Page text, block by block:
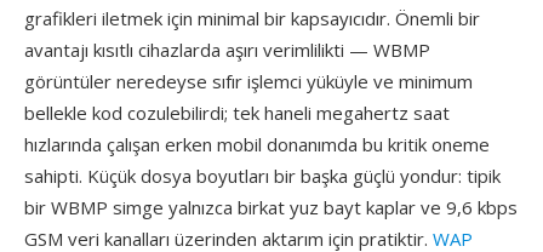
grafikleri iletmek için minimal bir kapsayıcıdır. Önemli bir
avantajı kısıtlı cihazlarda aşırı verimlilikti — WBMP
görüntüler neredeyse sıfır işlemci yüküyle ve minimum
bellekle kod cozulebilirdi; tek haneli megahertz saat
hızlarında çalışan erken mobil donanımda bu kritik oneme
sahipti. Küçük dosya boyutları bir başka güçlü yondur: tipik
bir WBMP simge yalnızca birkat yuz bayt kaplar ve 9,6 kbps
GSM veri kanalları üzerinden aktarım için pratiktir. WAP